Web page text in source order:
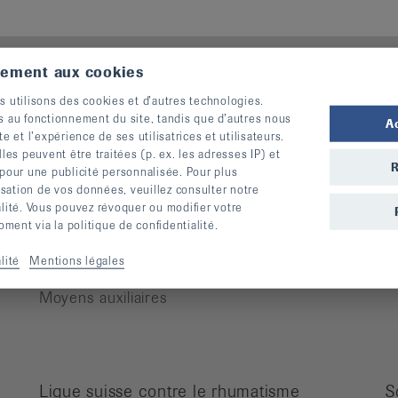
Pour des personnes atteintes de
rhumatisme
Cours
Manifestations
Prévention des chutes
Publications
Vidéos
Lettre d’information
Moyens auxiliaires
Ligue suisse contre le rhumatisme
aux cookies
utilisons des cookies et d’autres technologies.
fonctionnement du site, tandis que d’autres nous
et l’expérience de ses utilisatrices et utilisateurs.
peuvent être traitées (p. ex. les adresses IP) et
une publicité personnalisée. Pour plus
de vos données, veuillez consulter notre
Vous pouvez révoquer ou modifier votre
via la politique de confidentialité.
Mentions légales